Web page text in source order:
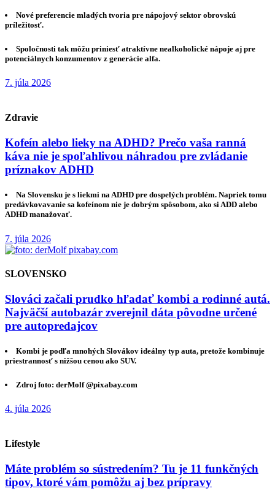
Nové preferencie mladých tvoria pre nápojový sektor obrovskú
príležitosť.
Spoločnosti tak môžu priniesť atraktívne nealkoholické nápoje aj pre
potenciálnych konzumentov z generácie alfa.
7. júla 2026
Zdravie
Kofeín alebo lieky na ADHD? Prečo vaša ranná
káva nie je spoľahlivou náhradou pre zvládanie
príznakov ADHD
Na Slovensku je s liekmi na ADHD pre dospelých problém. Napriek tomu
predávkovavanie sa kofeínom nie je dobrým spôsobom, ako si ADD alebo
ADHD manažovať.
7. júla 2026
SLOVENSKO
Slováci začali prudko hľadať kombi a rodinné autá.
Najväčší autobazár zverejnil dáta pôvodne určené
pre autopredajcov
Kombi je podľa mnohých Slovákov ideálny typ auta, pretože kombinuje
priestrannosť s nižšou cenou ako SUV.
Zdroj foto: derMolf @pixabay.com
4. júla 2026
Lifestyle
Máte problém so sústredením? Tu je 11 funkčných
tipov, ktoré vám pomôžu aj bez prípravy